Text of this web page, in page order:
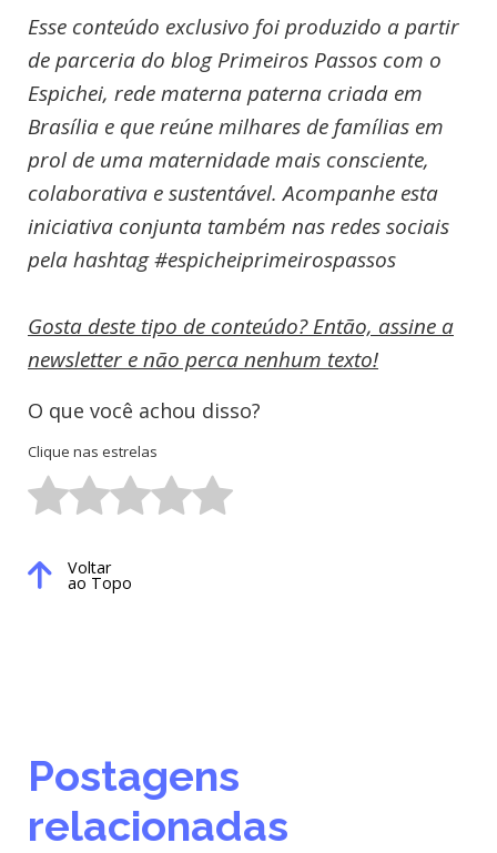
Esse conteúdo exclusivo foi produzido a partir
de parceria do blog Primeiros Passos com o
Espichei, rede materna paterna criada em
Brasília e que reúne milhares de famílias em
prol de uma maternidade mais consciente,
colaborativa e sustentável. Acompanhe esta
iniciativa conjunta também nas redes sociais
pela hashtag #espicheiprimeirospassos
Gosta deste tipo de conteúdo? Então, assine a
newsletter e não perca nenhum texto!
O que você achou disso?
Clique nas estrelas
Voltar
ao Topo
Postagens
relacionadas